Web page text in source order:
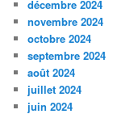
décembre 2024
novembre 2024
octobre 2024
septembre 2024
août 2024
juillet 2024
juin 2024